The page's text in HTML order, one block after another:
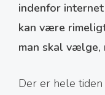
indenfor
kan være
man skal vælge,
Der er hele